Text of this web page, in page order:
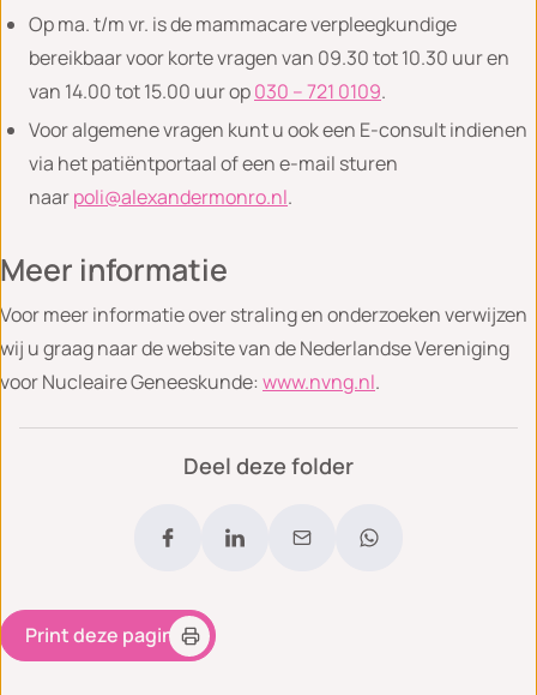
Op ma. t/m vr. is de mammacare verpleegkundige
bereikbaar voor korte vragen van 09.30 tot 10.30 uur en
van 14.00 tot 15.00 uur op030 – 721 0109.
Voor algemene vragen kunt u ook een E-consult indienen
via het patiëntportaal of een e-mail sturen
naarpoli@alexandermonro.nl.
Meer informatie
Voor meer informatie over straling en onderzoeken verwijzen
wij u graag naar de website van de Nederlandse Vereniging
voor Nucleaire Geneeskunde: www.nvng.nl.
Deel deze folder
Print deze pagina